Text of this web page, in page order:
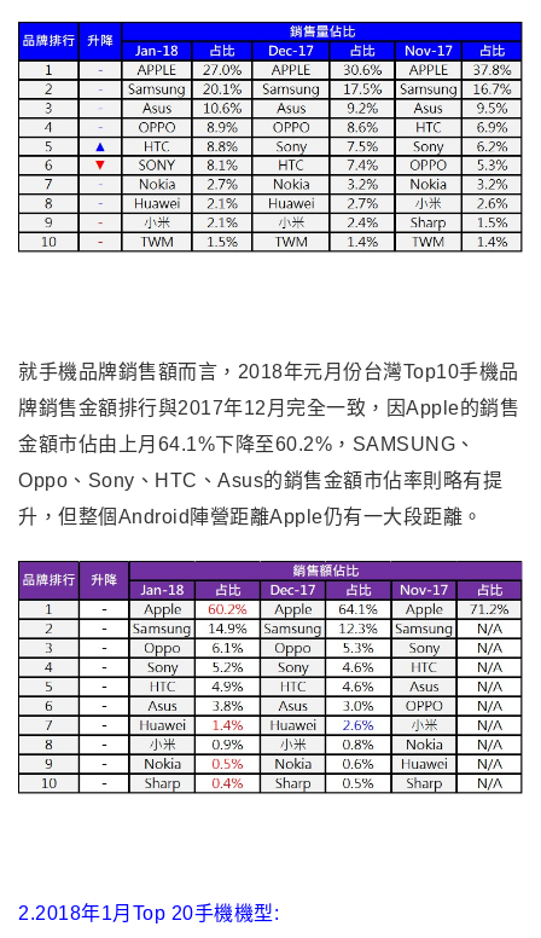
就手機品牌銷售額而言，2018年元月份台灣Top10手機品
牌銷售金額排行與2017年12月完全一致，因Apple的銷售
金額市佔由上月64.1%下降至60.2%，SAMSUNG、
Oppo、Sony、HTC、Asus的銷售金額市佔率則略有提
升，但整個Android陣營距離Apple仍有一大段距離 。
2.2018年1月Top 20手機機型: